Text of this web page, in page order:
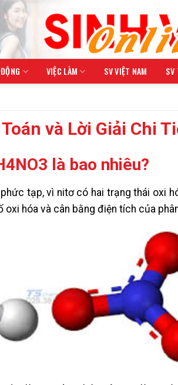
VIỆC LÀM SV VIỆT NAM SV
và Lời Giải Chi
là bao nhiêu?
tạp, vì nitơ có hai trạng thái oxi
hóa và cân bằng điện tích của